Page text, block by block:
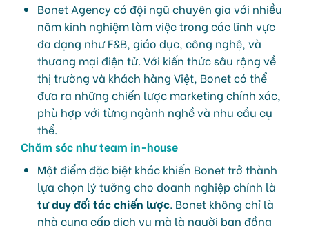
Bonet Agency có đội ngũ chuyên gia với nhiều
năm kinh nghiệm làm việc trong các lĩnh vực
đa dạng như F&B, giáo dục, công nghệ, và
thương mại điện tử. Với kiến thức sâu rộng về
thị trường và khách hàng Việt, Bonet có thể
đưa ra những chiến lược marketing chính xác,
phù hợp với từng ngành nghề và nhu cầu cụ
thể.
Chăm sóc như team in-house
Một điểm đặc biệt khác khiến Bonet trở thành
lựa chọn lý tưởng cho doanh nghiệp chính là
tư duy đối tác chiến lược. Bonet không chỉ là
nhà cung cấp dịch vụ mà là người bạn đồng